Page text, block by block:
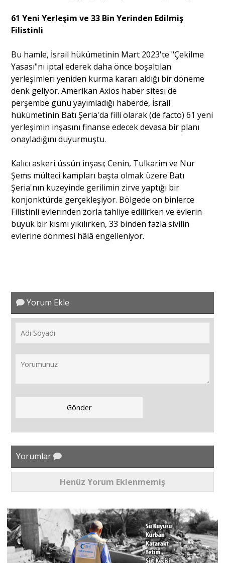
61 Yeni Yerleşim ve 33 Bin Yerinden Edilmiş
Filistinli
Bu hamle, İsrail hükümetinin Mart 2023'te "Çekilme
Yasası"nı iptal ederek daha önce boşaltılan
yerleşimleri yeniden kurma kararı aldığı bir döneme
denk geliyor. Amerikan Axios haber sitesi de
perşembe günü yayımladığı haberde, İsrail
hükümetinin Batı Şeria'da fiili olarak (de facto) 61 yeni
yerleşimin inşasını finanse edecek devasa bir planı
onayladığını duyurmuştu.
Kalıcı askeri üssün inşası; Cenin, Tulkarim ve Nur
Şems mülteci kampları başta olmak üzere Batı
Şeria'nın kuzeyinde gerilimin zirve yaptığı bir
konjonktürde gerçekleşiyor. Bölgede on binlerce
Filistinli evlerinden zorla tahliye edilirken ve evlerin
büyük bir kısmı yıkılırken, 33 binden fazla sivilin
evlerine dönmesi hâlâ engelleniyor.
Yorum Ekle
Yorumlar
Henüz Yorum Eklenmemiş